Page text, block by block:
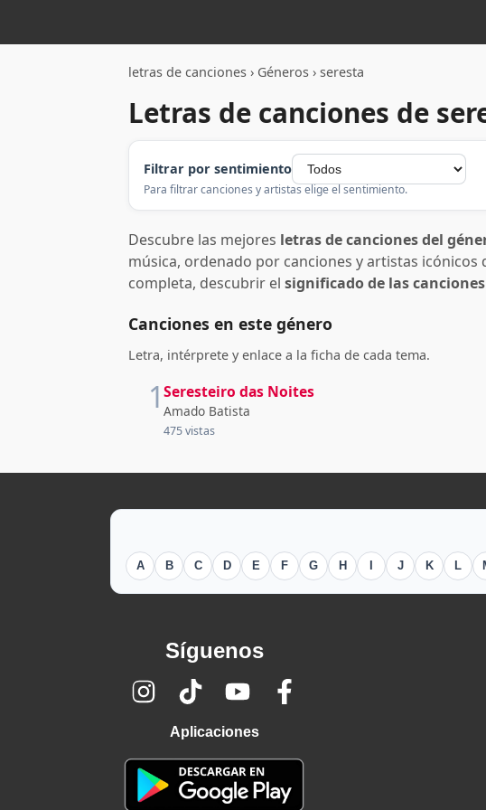
letras de canciones › Géneros › seresta
Letras de canciones de
Filtrar por sentimiento
Para filtrar canciones y artistas elige el sentimiento.
Descubre las mejores letras de canciones del
música, ordenado por canciones y artistas icónicos
completa, descubrir el significado de las canciones
Canciones en este género
Letra, intérprete y enlace a la ficha de cada tema.
1Seresteiro das Noites
Amado Batista
475 vistas
A B C D E F G H I J K L
Síguenos
Aplicaciones